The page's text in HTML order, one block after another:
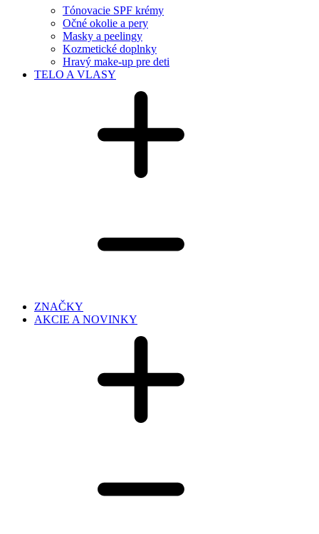
Tónovacie SPF krémy
Očné okolie a pery
Masky a peelingy
Kozmetické doplnky
Hravý make-up pre deti
TELO A VLASY
ZNAČKY
AKCIE A NOVINKY